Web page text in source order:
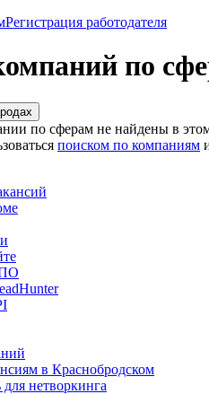
Регистрация работодателя
по
по сферам не найдены в
поиском по компаниям
ПО
в Краснобродском
для нетворкинга